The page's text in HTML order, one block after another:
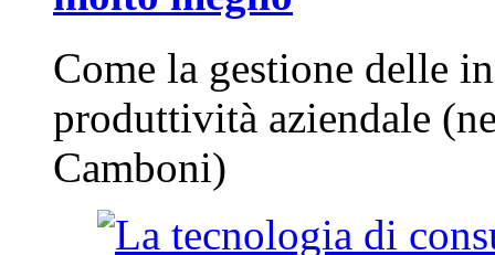
Come la gestione delle
produttività aziendale
Camboni)